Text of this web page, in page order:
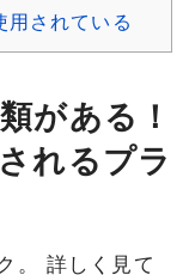
用されている
がある！
れるプラ
。 詳しく見て